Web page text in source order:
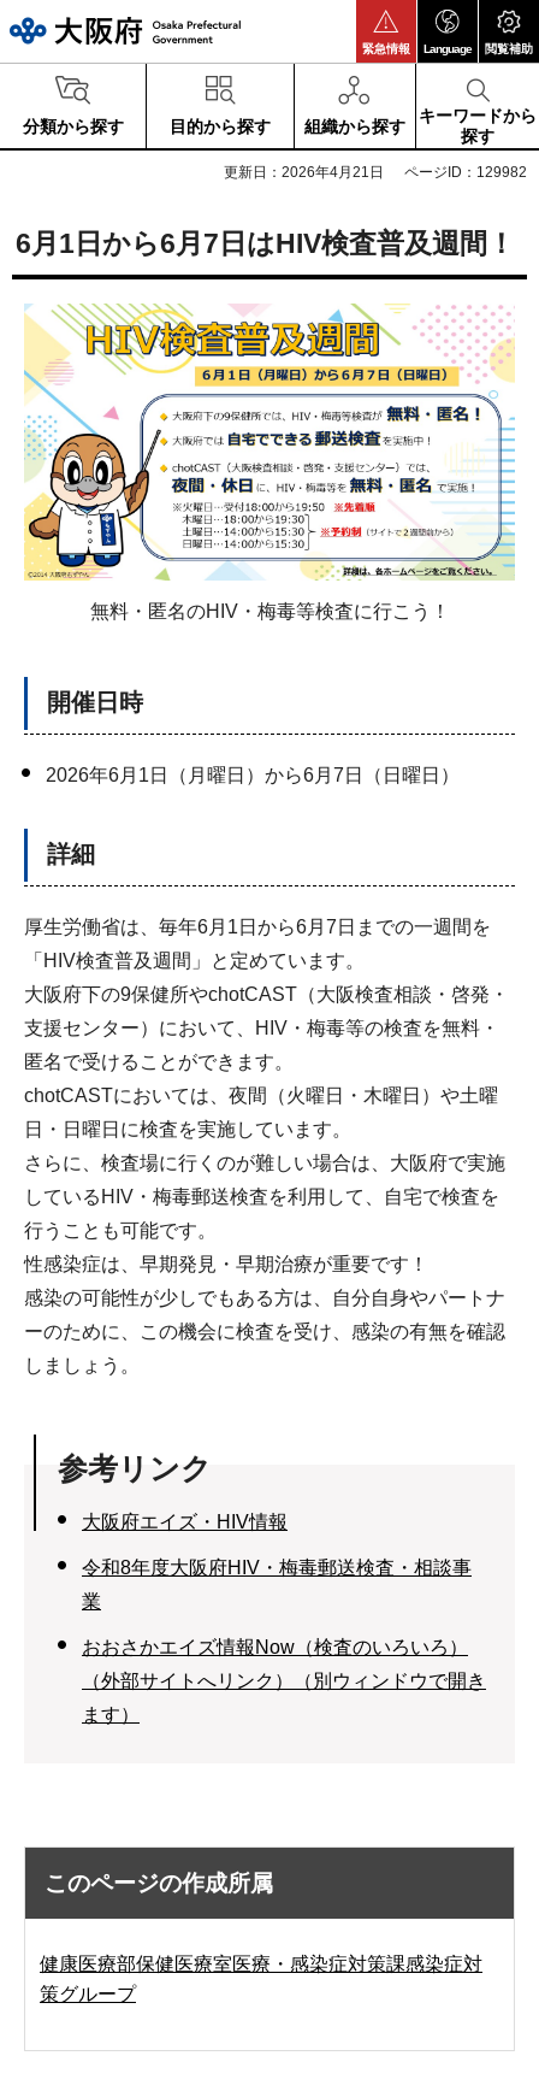
緊急情報 Language 閲覧補助
分類から探す 目的から探す 組織から探す
キーワードから
探す
更新日：2026年4月21日 ページID：129982
6月1日から6月7日はHIV検査普及週間！
無料・匿名のHIV・梅毒等検査に行こう！
開催日時
2026年6月1日（月曜日）から6月7日（日曜日）
詳細
厚生労働省は、毎年6月1日から6月7日までの一週間を
「HIV検査普及週間」と定めています。
大阪府下の9保健所やchotCAST（大阪検査相談・啓発・
支援センター）において、HIV・梅毒等の検査を無料・
匿名で受けることができます。
chotCASTにおいては、夜間（火曜日・木曜日）や土曜
日・日曜日に検査を実施しています。
さらに、検査場に行くのが難しい場合は、大阪府で実施
しているHIV・梅毒郵送検査を利用して、自宅で検査を
行うことも可能です。
性感染症は、早期発見・早期治療が重要です！
感染の可能性が少しでもある方は、自分自身やパートナ
ーのために、この機会に検査を受け、感染の有無を確認
しましょう。
参考リンク
大阪府エイズ・HIV情報
令和8年度大阪府HIV・梅毒郵送検査・相談事
業
おおさかエイズ情報Now（検査のいろいろ）
（外部サイトへリンク）（別ウィンドウで開き
ます）
このページの作成所属
健康医療部保健医療室医療・感染症対策課感染症対
策グループ